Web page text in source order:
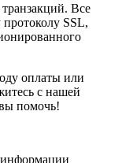
Все
SSL,
оплаты или
с нашей
помочь!